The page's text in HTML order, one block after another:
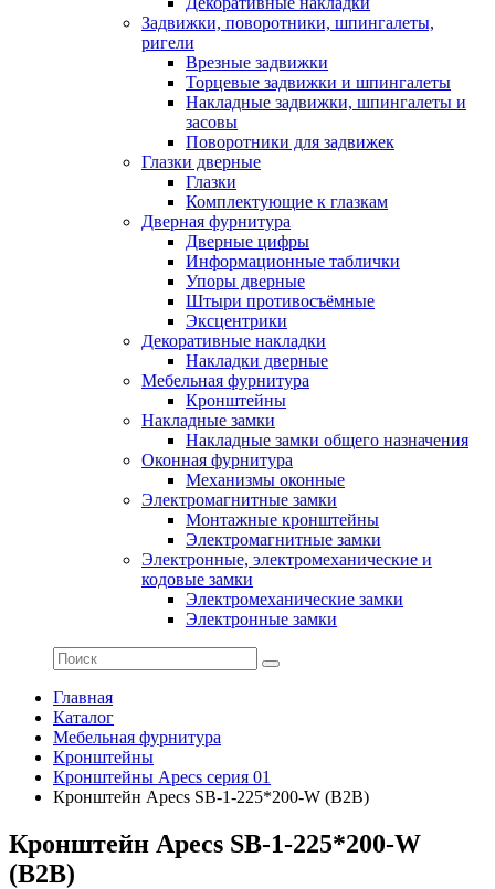
Задвижки, поворотники, шпингалеты,
ригели
Врезные задвижки
Торцевые задвижки и шпингалеты
Накладные задвижки, шпингалеты и
засовы
Поворотники для задвижек
Глазки дверные
Глазки
Комплектующие к глазкам
Дверная фурнитура
Дверные цифры
Информационные таблички
Упоры дверные
Штыри противосъёмные
Эксцентрики
Декоративные накладки
Накладки дверные
Мебельная фурнитура
Кронштейны
Накладные замки
Накладные замки общего назначения
Оконная фурнитура
Механизмы оконные
Электромагнитные замки
Монтажные кронштейны
Электромагнитные замки
Электронные, электромеханические и
кодовые замки
Электромеханические замки
Электронные замки
Главная
Каталог
Мебельная фурнитура
Кронштейны
Кронштейны Apecs серия 01
Кронштейн Apecs SB-1-225*200-W (B2B)
Кронштейн Apecs SB-1-225*200-W
(B2B)